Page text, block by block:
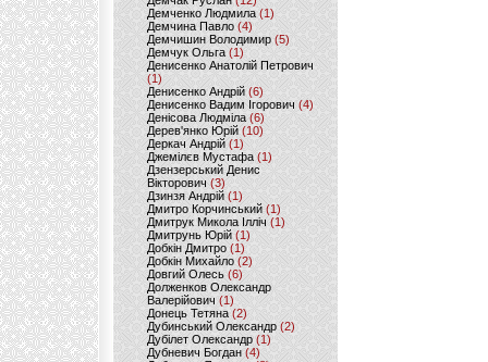
Демченко Людмила (1)
Демчина Павло (4)
Демчишин Володимир (5)
Демчук Ольга(1)
Денисенко Анатолій Петрович
(1)
Денисенко Андрій (6)
Денисенко Вадим Ігорович (4)
Денісова Людміла(6)
Дерев'янко Юрій(10)
Деркач Андрій(1)
Джемілєв Мустафа (1)
Дзензерський Денис
Вікторович (3)
Дзинзя Андрій (1)
Дмитро Корчинський (1)
Дмитрук Микола Ілліч (1)
Дмитрунь Юрій (1)
Добкін Дмитро(1)
Добкін Михайло (2)
Довгий Олесь (6)
Долженков Олександр
Валерійович (1)
Донець Тетяна (2)
Дубинський Олександр(2)
Дубілет Олександр (1)
Дубневич Богдан (4)